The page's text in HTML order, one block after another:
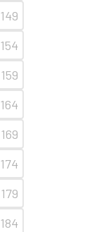
149
154
159
164
169
174
179
184